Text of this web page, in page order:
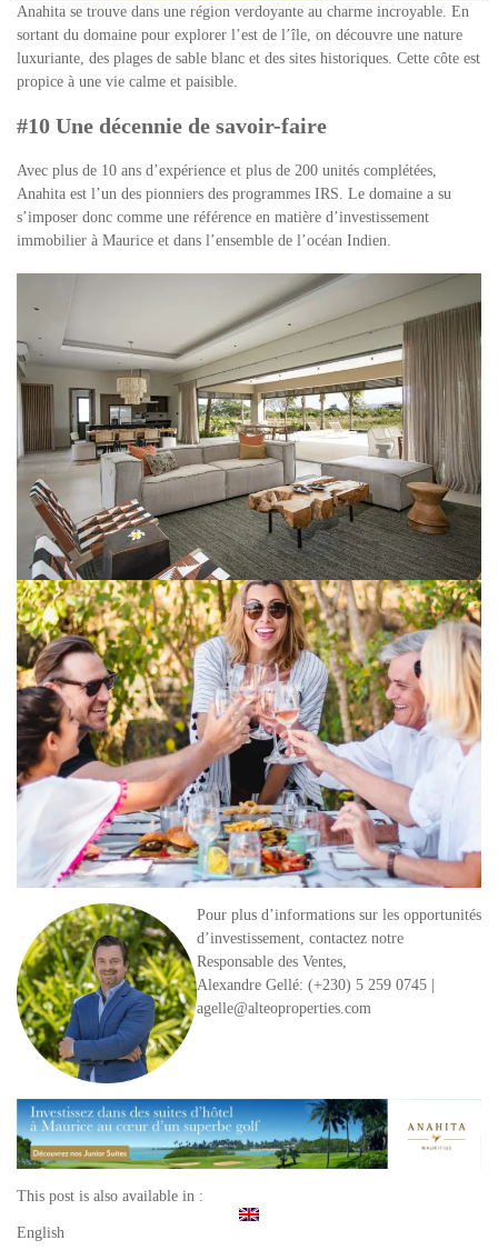
Anahita se trouve dans une région verdoyante au charme incroyable. En
sortant du domaine pour explorer l’est de l’île, on découvre une nature
luxuriante, des plages de sable blanc et des sites historiques. Cette côte est
propice à une vie calme et paisible.
#10 Une décennie de savoir-faire
Avec plus de 10 ans d’expérience et plus de 200 unités complétées,
Anahita est l’un des pionniers des programmes IRS. Le domaine a su
s’imposer donc comme une référence en matière d’investissement
immobilier à Maurice et dans l’ensemble de l’océan Indien.
Pour plus d’informations sur les opportunités
d’investissement, contactez notre
Responsable des Ventes,
Alexandre Gellé: (+230) 5 259 0745 |
agelle@alteoproperties.com
This post is also available in :
English